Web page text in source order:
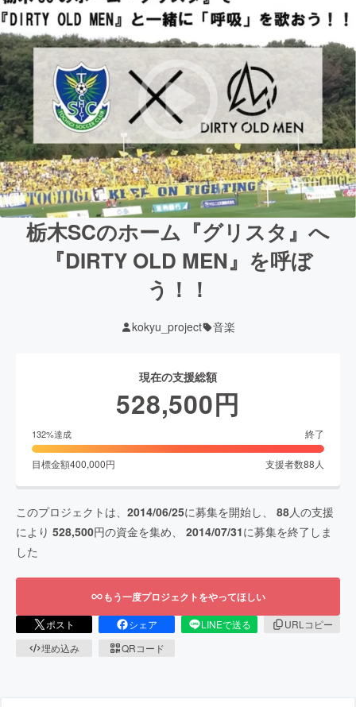
栃木SCのホーム『グリスタ』へ
『DIRTY OLD MEN』を呼ぼ
う！！
kokyu_project 音楽
現在の支援総額
528,500円
132%達成 終了
目標金額400,000円 支援者数88 人
このプロジェクトは、 2014/06/25に募集を開始し、 88人の支援
により 528,500円の資金を集め、 2014/07/31に募集を終了しま
した
もう一度プロジェクトをやってほしい
ポスト シェア LINEで送る
URLコピー
埋め込み
QRコード